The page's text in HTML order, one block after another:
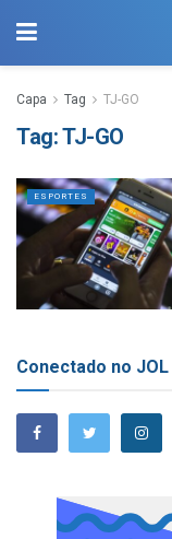
Capa Tag TJ-GO
Tag:TJ-GO
ESPORTES
Conectado no JOL